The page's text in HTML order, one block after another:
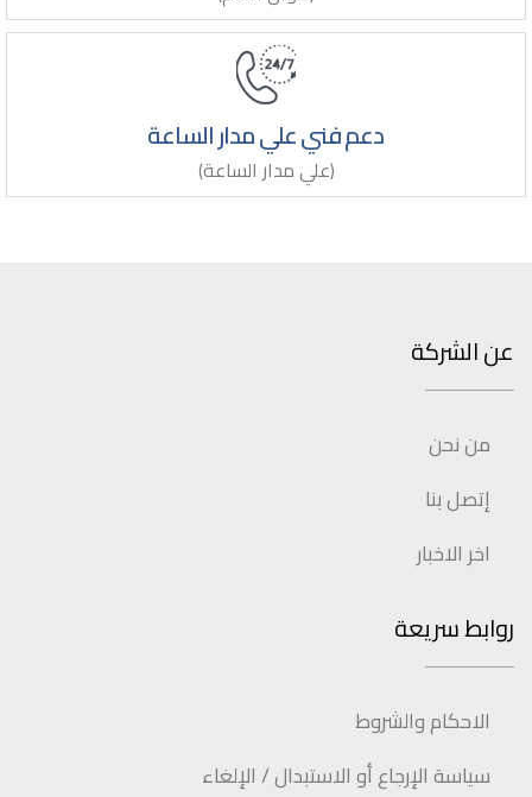
دعم فني علي مدار الساعة
(علي مدار الساعة)
عن الشركة
من نحن
إتصل بنا
اخر الاخبار
روابط سريعة
الاحكام والشروط
سياسة الإرجاع أو الاستبدال / الإلغاء